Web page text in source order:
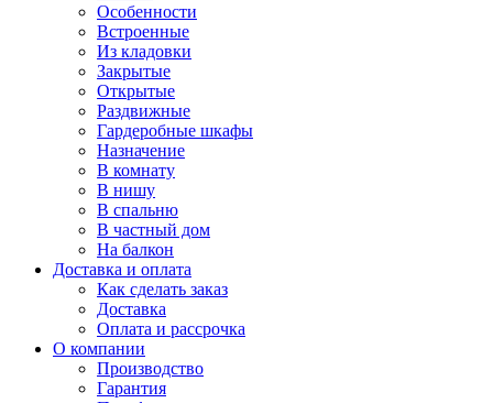
Особенности
Встроенные
Из кладовки
Закрытые
Открытые
Раздвижные
Гардеробные шкафы
Назначение
В комнату
В нишу
В спальню
В частный дом
На балкон
Доставка и оплата
Как сделать заказ
Доставка
Оплата и рассрочка
О компании
Производство
Гарантия